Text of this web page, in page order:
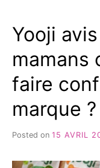
Yooji
mamans
faire
marque ?
Posted on 15 AVRIL